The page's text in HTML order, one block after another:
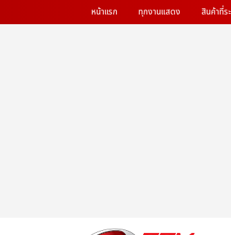
หน้าแรก ทุกงานแสดง สินค้าที่ร